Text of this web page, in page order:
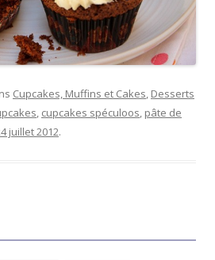
Cupcakes, Muffins et Cakes, Desserts
, cupcakes spéculoos, pâte de
juillet 2012.